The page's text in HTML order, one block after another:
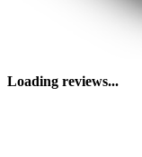
Loading reviews...